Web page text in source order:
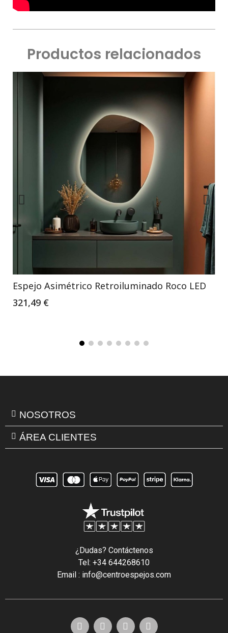
Productos relacionados
Espejo Asimétrico Retroiluminado Roco LED
321,49 €
NOSOTROS
ÁREA CLIENTES
¿Dudas? Contáctenos
Tel: +34 644268610
Email : info@centroespejos.com